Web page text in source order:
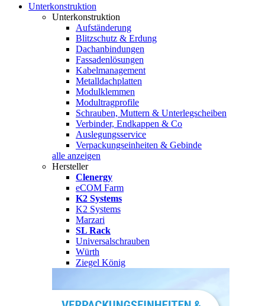
Unterkonstruktion
Unterkonstruktion
Aufständerung
Blitzschutz & Erdung
Dachanbindungen
Fassadenlösungen
Kabelmanagement
Metalldachplatten
Modulklemmen
Modultragprofile
Schrauben, Muttern & Unterlegscheiben
Verbinder, Endkappen & Co
Auslegungsservice
Verpackungseinheiten & Gebinde
alle anzeigen
Hersteller
Clenergy
eCOM Farm
K2 Systems
K2 Systems
Marzari
SL Rack
Universalschrauben
Würth
Ziegel König